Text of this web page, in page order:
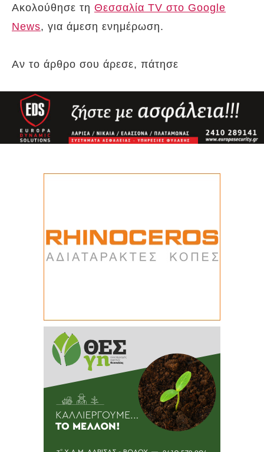
Ακολούθησε τη Θεσσαλία TV στο Google
News, για άμεση ενημέρωση.
Αν το άρθρο σου άρεσε, πάτησε